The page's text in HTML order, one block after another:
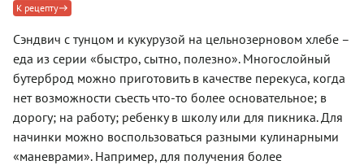
К рецепту
Сэндвич с тунцом и кукурузой на цельнозерновом хлебе –
еда из серии «быстро, сытно, полезно». Многослойный
бутерброд можно приготовить в качестве перекуса, когда
нет возможности съесть что-то более основательное; в
дорогу; на работу; ребенку в школу или для пикника. Для
начинки можно воспользоваться разными кулинарными
«маневрами». Например, для получения более